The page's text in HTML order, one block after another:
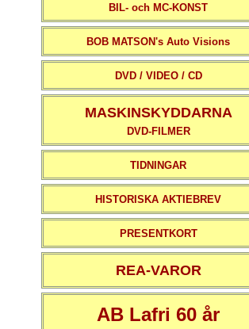
BIL- och MC-KONST
BOB MATSON's Auto Visions
DVD / VIDEO / CD
MASKINSKYDDARNA
DVD-FILMER
TIDNINGAR
HISTORISKA AKTIEBREV
PRESENTKORT
REA-VAROR
AB Lafri 60 år